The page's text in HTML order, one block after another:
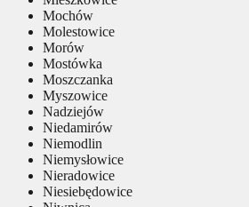
Mochów
Molestowice
Morów
Mostówka
Moszczanka
Myszowice
Nadziejów
Niedamirów
Niemodlin
Niemysłowice
Nieradowice
Niesiebędowice